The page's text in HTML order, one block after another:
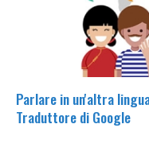
Parlare in un'altra
Traduttore di Google